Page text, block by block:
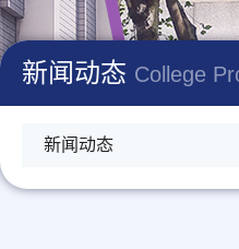
新闻动态 College
新闻动态